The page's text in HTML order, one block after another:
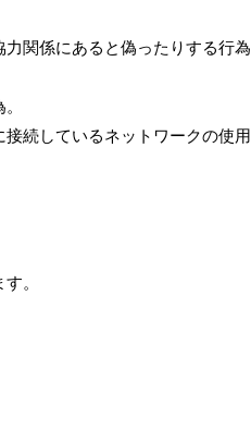
関係にあると偽ったりする行為
続しているネットワークの使用
。